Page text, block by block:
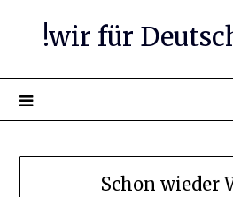
!wir für
Schon wieder